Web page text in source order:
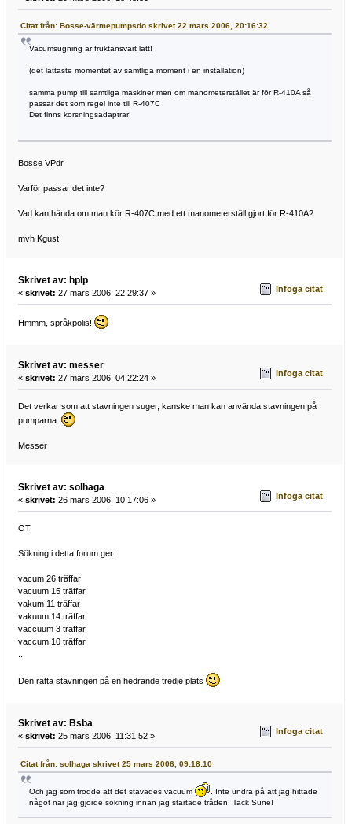
Citat från: Bosse-värmepumpsdo skrivet 22 mars 2006, 20:16:32
Vacumsugning är fruktansvärt lätt!
(det lättaste momentet av samtliga moment i en installation)
samma pump till samtliga maskiner men om manometerstället är för R-410A så
passar det som regel inte till R-407C
Det finns korsningsadaptrar!
Bosse VPdr
Varför passar det inte?
Vad kan hända om man kör R-407C med ett manometerställ gjort för R-410A?
mvh Kgust
Skrivet av: hplp
« skrivet: 27 mars 2006, 22:29:37 » Infoga citat
Hmmm, språkpolis!
Skrivet av: messer
« skrivet: 27 mars 2006, 04:22:24 » Infoga citat
Det verkar som att stavningen suger, kanske man kan använda stavningen på
pumparna
Messer
Skrivet av: solhaga
« skrivet: 26 mars 2006, 10:17:06 » Infoga citat
OT
Sökning i detta forum ger:
vacum 26 träffar
vacuum 15 träffar
vakum 11 träffar
vakuum 14 träffar
vaccuum 3 träffar
vaccum 10 träffar
Den rätta stavningen på en hedrande tredje plats
Skrivet av: Bsba
« skrivet: 25 mars 2006, 11:31:52 » Infoga citat
Citat från: solhaga skrivet 25 mars 2006, 09:18:10
Och jag som trodde att det stavades vacuum
. Inte undra på att jag hittade
något när jag gjorde sökning innan jag startade tråden. Tack Sune!